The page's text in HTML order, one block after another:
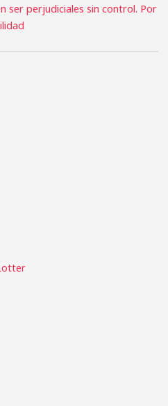
ser perjudiciales sin control. Por